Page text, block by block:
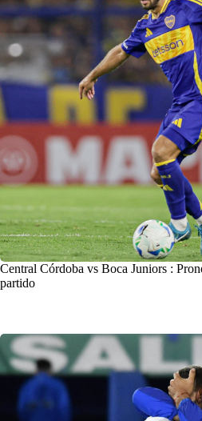
Central Córdoba vs Boca Juniors :
partido